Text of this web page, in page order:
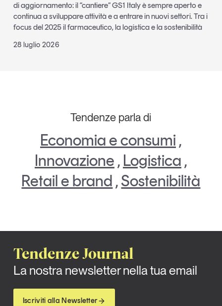
di aggiornamento: il “cantiere” GS1 Italy è sempre aperto e
continua a sviluppare attività e a entrare in nuovi settori. Tra i
focus del 2025 il farmaceutico, la logistica e la sostenibilità
28 luglio 2026
Tendenze parla di
Economia e consumi ,
Innovazione , Logistica ,
Retail e brand ,Sostenibilità
Tendenze Journal
La nostra newsletter nella tua email
Iscriviti alla Newsletter